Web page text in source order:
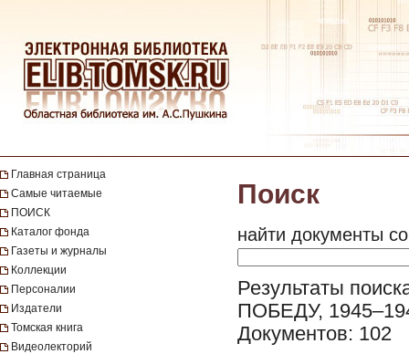
Главная страница
Самые читаемые
ПОИСК
Каталог фонда
Газеты и журналы
Коллекции
Персоналии
Издатели
Томская книга
Видеолекторий
Поиск
найти документы
Результаты
ПОБЕДУ,
Документов: 102